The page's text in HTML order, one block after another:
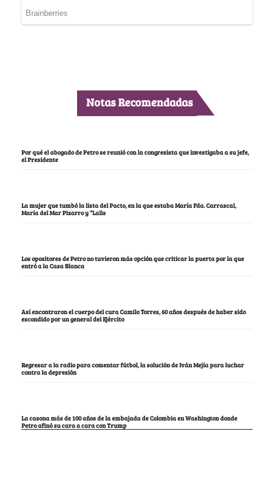
Notas Recomendadas
Por qué el abogado de Petro se reunió con la congresista que investigaba a su jefe,
el Presidente
La mujer que tumbó la lista del Pacto, en la que estaba María Fda. Carrascal,
María del Mar Pizarro y “Lalis
Los opositores de Petro no tuvieron más opción que criticar la puerta por la que
entró a la Casa Blanca
Así encontraron el cuerpo del cura Camilo Torres, 60 años después de haber sido
escondido por un general del Ejército
Regresar a la radio para comentar fútbol, la solución de Iván Mejía para luchar
contra la depresión
La casona más de 100 años de la embajada de Colombia en Washington donde
Petro afinó su cara a cara con Trump